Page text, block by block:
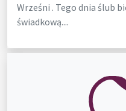
Wrześni . Tego dnia ślub
świadkową....